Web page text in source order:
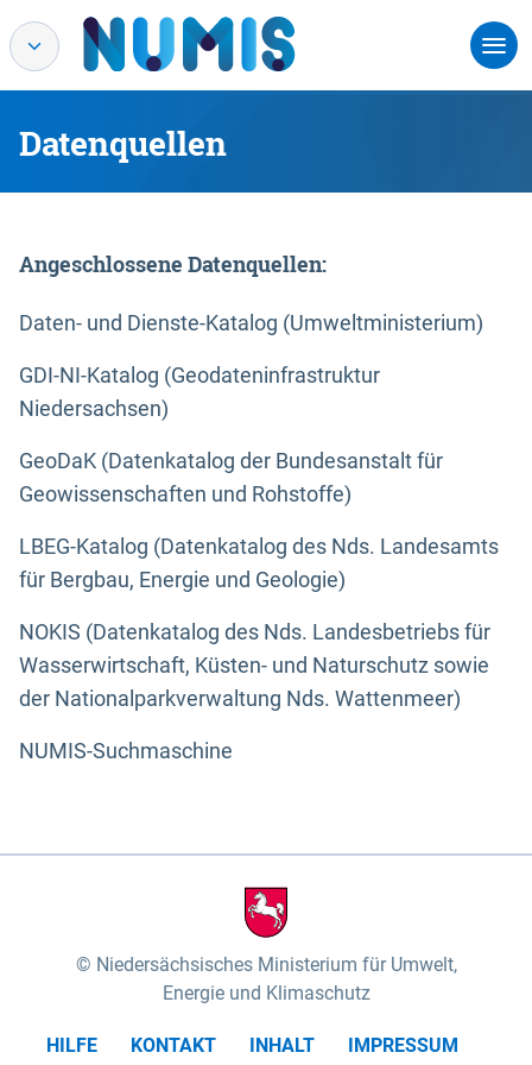
Datenquellen
Angeschlossene Datenquellen:
Daten- und Dienste-Katalog (Umweltministerium)
GDI-NI-Katalog (Geodateninfrastruktur
Niedersachsen)
GeoDaK (Datenkatalog der Bundesanstalt für
Geowissenschaften und Rohstoffe)
LBEG-Katalog (Datenkatalog des Nds. Landesamts
für Bergbau, Energie und Geologie)
NOKIS (Datenkatalog des Nds. Landesbetriebs für
Wasserwirtschaft, Küsten- und Naturschutz sowie
der Nationalparkverwaltung Nds. Wattenmeer)
NUMIS-Suchmaschine
Niedersächsisches Ministerium für Umwelt,
Energie und Klimaschutz
HILFE KONTAKT INHALT
IMPRESSUM